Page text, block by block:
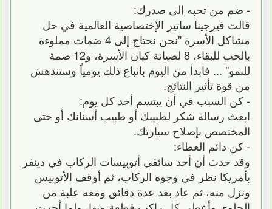
- ضم من تحبه إلى صدرك:
قالت فيرجينا ساتير الإختصاصية العالمية في حل
مشاكل الأسرة "نحن نحتاج إلى 4 ضمات مملوءة
بالحب للبقاء، 8 لصيانة كيان الأسرة، و12 ضمة
للنمو" ... فابدأ من اليوم باتباع ذلك يومياً وستندهش
من قوة تأثير النتائج.
- كن السبب في أن يبتسم أحد كل يوم:
ابعث رسالة شكر لطبيبك أو طبيب أسنانك أو حتى
المختصص بإصلاح سيارتك.
- كن دائم العطاء:
وقد حدث أن أحد سائقي أتوبيسات الركاب في دينفر
بأمريكا نظر في وجوه الركاب، ثم أوقف الأتوبيس
ونزل منه، ثم عاد بعد عدة دقائق ومعه علبة من